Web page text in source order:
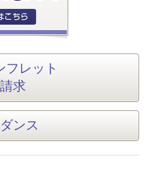
フレット
求
ンス